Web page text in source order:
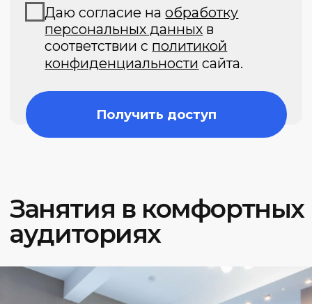
Фундаментальный онлайн-курс
Базовый курс онлайн
Курсы
Контакты
Карта сайта
Задайте свой вопрос